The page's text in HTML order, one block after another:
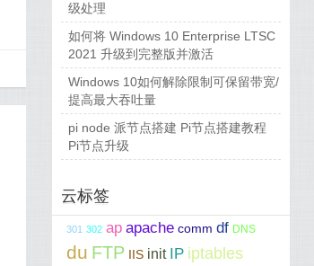
yum
级处理
如何将 Windows 10 Enterprise LTSC
2021 升级到完整版并激活
Windows 10如何解除限制可保留带宽/
提高最大吞吐量
pi node 派节点搭建 Pi节点搭建教程
Pi节点升级
云标签
301 302 ap apache comm df DNS
du FTP IIS init IP iptables